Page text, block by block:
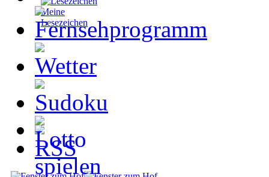
Meine
Lesezeichen